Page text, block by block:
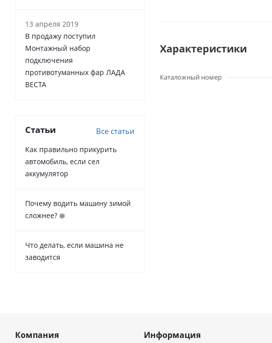
Характеристики
Каталожный номер
13 апреля 2019
В продажу поступил
Монтажный набор
подключения
противотуманных фар ЛАДА
ВЕСТА
Статьи Все статьи
Как правильно прикурить
автомобиль, если сел
аккумулятор
Почему водить машину зимой
сложнее? ❄️
Что делать, если машина не
заводится
Компания Информация